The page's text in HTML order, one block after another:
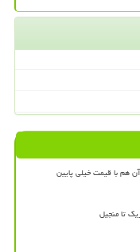
تا منجیل